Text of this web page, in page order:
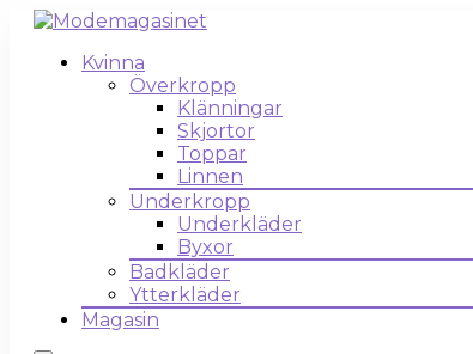
Kvinna
Överkropp
Klänningar
Skjortor
Toppar
Linnen
Underkropp
Underkläder
Byxor
Badkläder
Ytterkläder
Magasin